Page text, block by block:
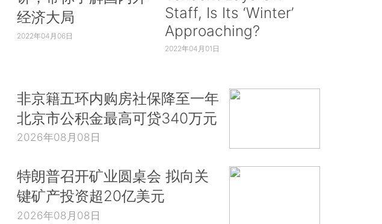
经济大局
2022年04月06日
Staff, Is Its ‘Winter’
Approaching?
2022年04月01日
非京籍五环内购房社保降至一年
北京市公积金最高可贷340万元
2026年08月08日
特朗普召开矿业圆桌会 拟向关
键矿产投资超20亿美元
2026年08月08日